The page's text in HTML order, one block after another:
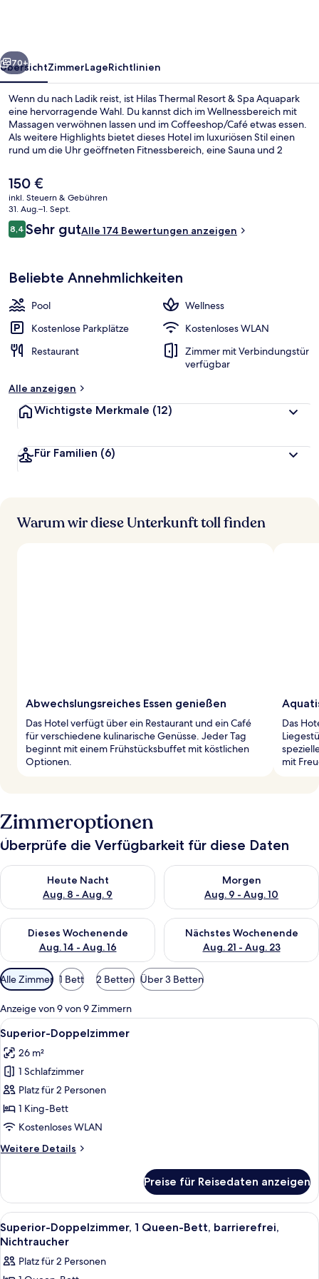
Weiter
70+
ÜbersichtZimmerLageRichtlinien
Wenn du nach Ladik reist, ist Hilas Thermal Resort & Spa Aquapark
eine hervorragende Wahl. Du kannst dich im Wellnessbereich mit
Massagen verwöhnen lassen und im Coffeeshop/Café etwas essen.
Als weitere Highlights bietet dieses Hotel im luxuriösen Stil einen
rund um die Uhr geöffneten Fitnessbereich, eine Sauna und 2
Der
aktuelle
Preis
beträgt
150 €.
150 €
inkl. Steuern & Gebühren
31. Aug.–1. Sept.
Bewertungen
8,48,4 von 10.
Sehr gutAlle 174 Bewertungen anzeigen
Beliebte Annehmlichkeiten
Pool
Wellness
Kostenlose Parkplätze
Kostenloses WLAN
Restaurant
Zimmer mit Verbindungstür
verfügbar
Alle anzeigen
Wichtigste Merkmale (12)
Für Familien (6)
Warum wir diese Unterkunft toll finden
Abwechslungsreiches Essen genießen
Das Hotel verfügt über ein Restaurant und ein Café
für verschiedene kulinarische Genüsse. Jeder Tag
beginnt mit einem Frühstücksbuffet mit köstlichen
Optionen.
Das
mit
Zimmeroptionen
Überprüfe die Verfügbarkeit für diese Daten
Heute Nacht
Aug. 8 - Aug. 9
Überprüfe die Verfügbarkeit für heute Nacht, Aug. 8 - Aug. 9.
Morgen
Aug. 9 - Aug. 10
Überprüfe die Verfügbarkeit
Dieses Wochenende
Aug. 14 - Aug. 16
Überprüfe die Verfügbarkeit für dieses Wochenende, Aug. 14
Nächstes Wochenende
Aug. 21 - Aug. 23
Überprüfe die Verfügbarkeit
Verfügbare
Filter
für
Zimmer
Alle Zimmer 1 Bett 2 Betten Über 3 Betten
Anzeige von 9 von 9 Zimmern
Alle
Fotos
für
Superior-
Doppelzimmer
anzeigen
Ein Hotelzimmer mit Bett,
4
Superior-Doppelzimmer
26 m²
1 Schlafzimmer
Platz für 2 Personen
1 King-Bett
Kostenloses WLAN
Weitere Details
Weitere
Doppelzimmer
Preise für Reisedaten anzeigen
Alle
Fotos
Superior-
Ein Hotelzimmer mit einem großen
4
Superior-Doppelzimmer, 1 Queen-Bett, barrierefrei,
Nichtraucher
Platz für 2 Personen